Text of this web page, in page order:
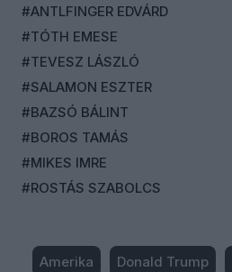
#ANTLFINGER EDVÁRD
#TÓTH EMESE
#TEVESZ LÁSZLÓ
#SALAMON ESZTER
#BAZSÓ BÁLINT
#BOROS TAMÁS
#MIKES IMRE
#ROSTÁS SZABOLCS
Amerika Donald Trump